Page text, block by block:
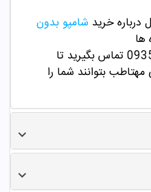
خرید شامپو بدون
ها
/09358343612 تماس بگیرید تا
مهتاطب بتوانند شما را